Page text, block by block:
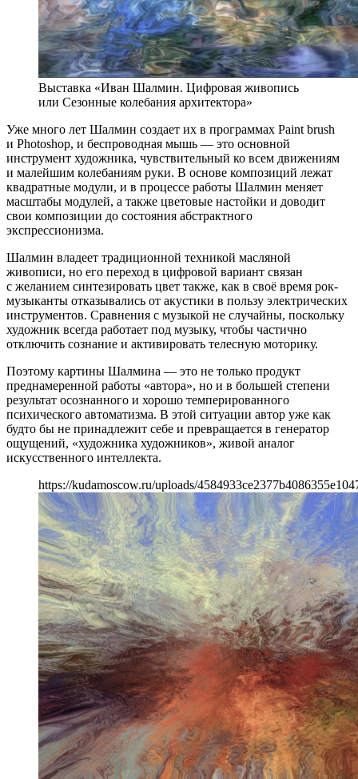
Выставка «Иван Шалмин. Цифровая живопись
или Сезонные колебания архитектора»
Уже много лет Шалмин создает их в программах Paint brush
и Photoshop, и беспроводная мышь — это основной
инструмент художника, чувствительный ко всем движениям
и малейшим колебаниям руки. В основе композиций лежат
квадратные модули, и в процессе работы Шалмин меняет
масштабы модулей, а также цветовые настойки и доводит
свои композиции до состояния абстрактного
экспрессионизма.
Шалмин владеет традиционной техникой масляной
живописи, но его переход в цифровой вариант связан
с желанием синтезировать цвет также, как в своё время рок-
музыканты отказывались от акустики в пользу электрических
инструментов. Сравнения с музыкой не случайны, поскольку
художник всегда работает под музыку, чтобы частично
отключить сознание и активировать телесную моторику.
Поэтому картины Шалмина — это не только продукт
преднамеренной работы «автора», но и в большей степени
результат осознанного и хорошо темперированного
психического автоматизма. В этой ситуации автор уже как
будто бы не принадлежит себе и превращается в генератор
ощущений, «художника художников», живой аналог
искусственного интеллекта.
https://kudamoscow.ru/uploads/